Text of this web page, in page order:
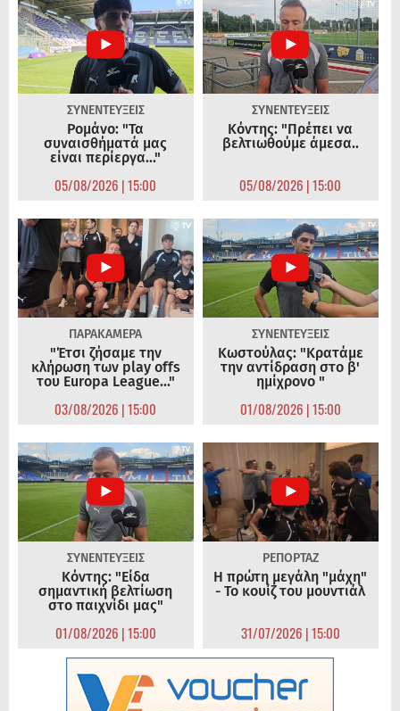
ΣΥΝΕΝΤΕΥΞΕΙΣ
Ρομάνο: "Τα
συναισθήματά μας
είναι περίεργα..."
05/08/2026 | 15:00
ΣΥΝΕΝΤΕΥΞΕΙΣ
Κόντης: "Πρέπει να
βελτιωθούμε άμεσα..
05/08/2026 | 15:00
ΠΑΡΑΚΑΜΕΡΑ
"Έτσι ζήσαμε την
κλήρωση των play offs
του Europa League..."
03/08/2026 | 15:00
ΣΥΝΕΝΤΕΥΞΕΙΣ
Κωστούλας: "Κρατάμε
την αντίδραση στο β'
ημίχρονο "
01/08/2026 | 15:00
ΣΥΝΕΝΤΕΥΞΕΙΣ
Κόντης: "Είδα
σημαντική βελτίωση
στο παιχνίδι μας"
01/08/2026 | 15:00
ΡΕΠΟΡΤΑΖ
Η πρώτη μεγάλη "μάχη"
- Το κουίζ του μουντιάλ
31/07/2026 | 15:00